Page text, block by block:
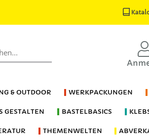
& OUTDOOR WERKPACKUNGEN
GESTALTEN BASTELBASICS
THEMENWELTEN